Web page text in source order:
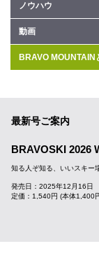
ノウハウ
動画
BRAVO MOUNTAIN
最新号ご案内
BRAVOSKI 2026
知る人ぞ知る、いいスキー
発売日：2025年12月16日
定価：1,540円 (本体1,400